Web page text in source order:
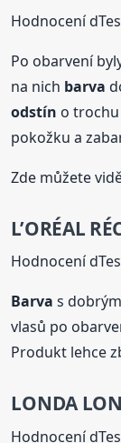
Hodnocení
Po obarvení
na nich barva
odstín o
pokožku a
Zde můžete
L’ORÉAL
Hodnocení
Barva s
vlasů po
Produkt lehce
LONDA
Hodnocení